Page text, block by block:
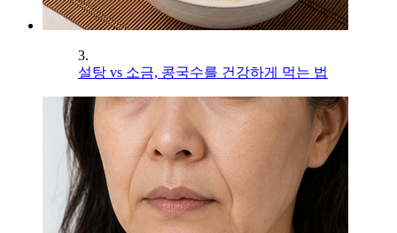
3.
설탕 vs 소금, 콩국수를 건강하게 먹는 법